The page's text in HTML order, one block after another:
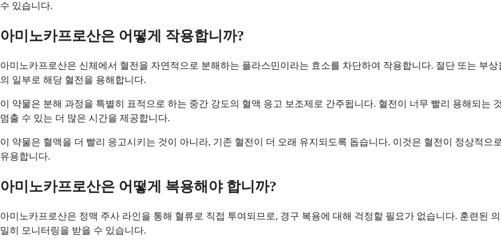
수 있습니다.
아미노카프로산은 어떻게 작용합니까?
아미노카프로산은 신체에서 혈전을 자연적으로 분해하는 플라스민이라는 효소를 차단하여 작용합니다. 절단 또는 부
의 일부로 해당 혈전을 용해합니다.
이 약물은 분해 과정을 특별히 표적으로 하는 중간 강도의 혈액 응고 보조제로 간주됩니다. 혈전이 너무 빨리 용해되는
멈출 수 있는 더 많은 시간을 제공합니다.
이 약물은 혈액을 더 빨리 응고시키는 것이 아니라, 기존 혈전이 더 오래 유지되도록 돕습니다. 이것은 혈전이 정상적
유용합니다.
아미노카프로산은 어떻게 복용해야 합니까?
아미노카프로산은 정맥 주사 라인을 통해 혈류로 직접 투여되므로, 경구 복용에 대해 걱정할 필요가 없습니다. 훈련된
밀히 모니터링을 받을 수 있습니다.